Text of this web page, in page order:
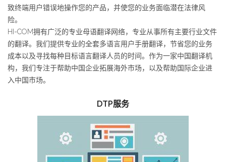
致终端用户错误地操作您的产品，并使您的业务面临潜在法律风
险。
HI-COM拥有广泛的专业母语翻译网络，专业从事所有主要行业文件
的翻译。我们提供专业的全套多语言用户手册翻译，节省您的业务
成本以及寻找每种目标语言翻译人员的时间。作为一家中国翻译机
构，我们专注于帮助中国企业拓展海外市场，以及帮助国际企业进
入中国市场。
DTP服务